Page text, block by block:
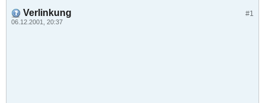
#1
Verlinkung
06.12.2001, 20:37